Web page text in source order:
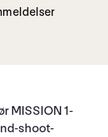
MISSION 1-
shoot-